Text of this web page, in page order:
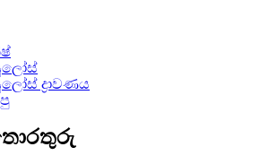
ද්‍රාවණය